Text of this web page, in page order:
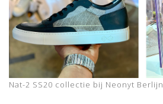
Nat-2 SS20 collectie bij Neonyt Berlijn